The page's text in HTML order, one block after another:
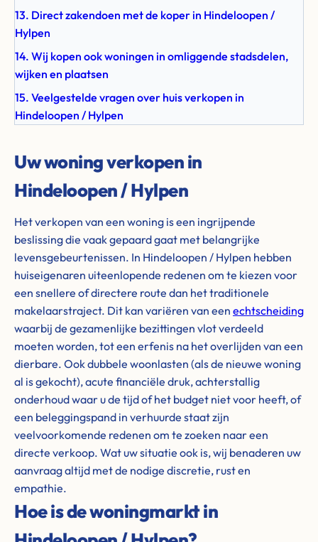
13. Direct zakendoen met de koper in Hindeloopen /
Hylpen
14. Wij kopen ook woningen in omliggende stadsdelen,
wijken en plaatsen
15. Veelgestelde vragen over huis verkopen in
Hindeloopen / Hylpen
Uw woning verkopen in
Hindeloopen / Hylpen
Het verkopen van een woning is een ingrijpende
beslissing die vaak gepaard gaat met belangrijke
levensgebeurtenissen. In Hindeloopen / Hylpen hebben
huiseigenaren uiteenlopende redenen om te kiezen voor
een snellere of directere route dan het traditionele
makelaarstraject. Dit kan variëren van een echtscheiding
waarbij de gezamenlijke bezittingen vlot verdeeld
moeten worden, tot een erfenis na het overlijden van een
dierbare. Ook dubbele woonlasten (als de nieuwe woning
al is gekocht), acute financiële druk, achterstallig
onderhoud waar u de tijd of het budget niet voor heeft, of
een beleggingspand in verhuurde staat zijn
veelvoorkomende redenen om te zoeken naar een
directe verkoop. Wat uw situatie ook is, wij benaderen uw
aanvraag altijd met de nodige discretie, rust en
empathie.
Hoe is de woningmarkt in